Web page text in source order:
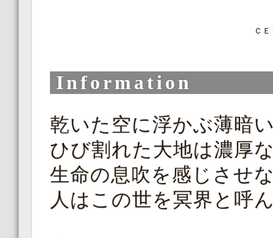
Ｃ
Information
乾いた空に浮かぶ薄暗
ひび割れた大地は濃厚
生命の息吹を感じさせ
人はこの世を冥界と呼